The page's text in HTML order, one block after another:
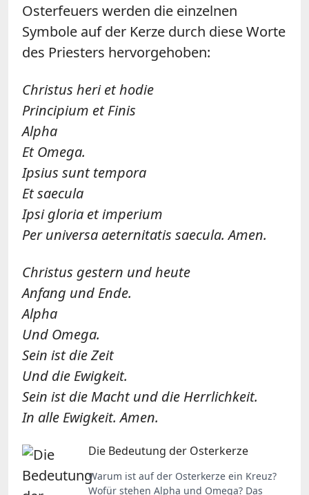
Osterfeuers werden die einzelnen
Symbole auf der Kerze durch diese Worte
des Priesters hervorgehoben:
Christus heri et hodie
Principium et Finis
Alpha
Et Omega.
Ipsius sunt tempora
Et saecula
Ipsi gloria et imperium
Per universa aeternitatis saecula. Amen.
Christus gestern und heute
Anfang und Ende.
Alpha
Und Omega.
Sein ist die Zeit
Und die Ewigkeit.
Sein ist die Macht und die Herrlichkeit.
In alle Ewigkeit. Amen.
Die Bedeutung der Osterkerze
Warum ist auf der Osterkerze ein Kreuz?
Wofür stehen Alpha und Omega? Das